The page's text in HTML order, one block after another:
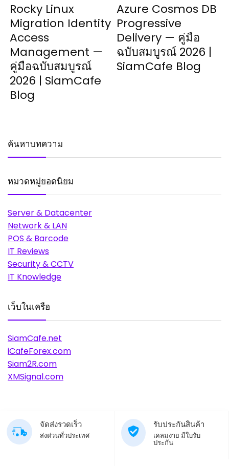
Rocky Linux
Migration Identity
Access
Management —
คู่มือฉบับสมบูรณ์
2026 | SiamCafe
Blog
Azure Cosmos DB
Progressive
Delivery — คู่มือ
ฉบับสมบูรณ์ 2026 |
SiamCafe Blog
ค้นหาบทความ
หมวดหมู่ยอดนิยม
Server & Datacenter
Network & LAN
POS & Barcode
IT Reviews
Security & CCTV
IT Knowledge
เว็บในเครือ
SiamCafe.net
iCafeForex.com
Siam2R.com
XMSignal.com
จัดส่งรวดเร็ว
ส่งด่วนทั่วประเทศ
รับประกันสินค้า
เคลมง่าย มีใบรับ
ประกัน